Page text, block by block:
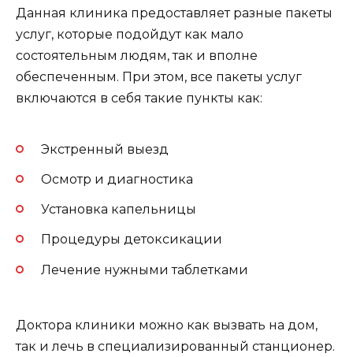
Данная клиника предоставляет разные пакеты
услуг, которые подойдут как мало
состоятельным людям, так и вполне
обеспеченным. При этом, все пакеты услуг
включаются в себя такие пункты как:
Экстренный выезд
Осмотр и диагностика
Установка капельницы
Процедуры детоксикации
Лечение нужными таблетками
Доктора клиники можно как вызвать на дом,
так и лечь в специализированный станционер.